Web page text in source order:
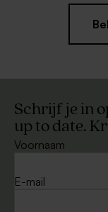
Schrijf je in
up to date.
Voornaam
E-mail